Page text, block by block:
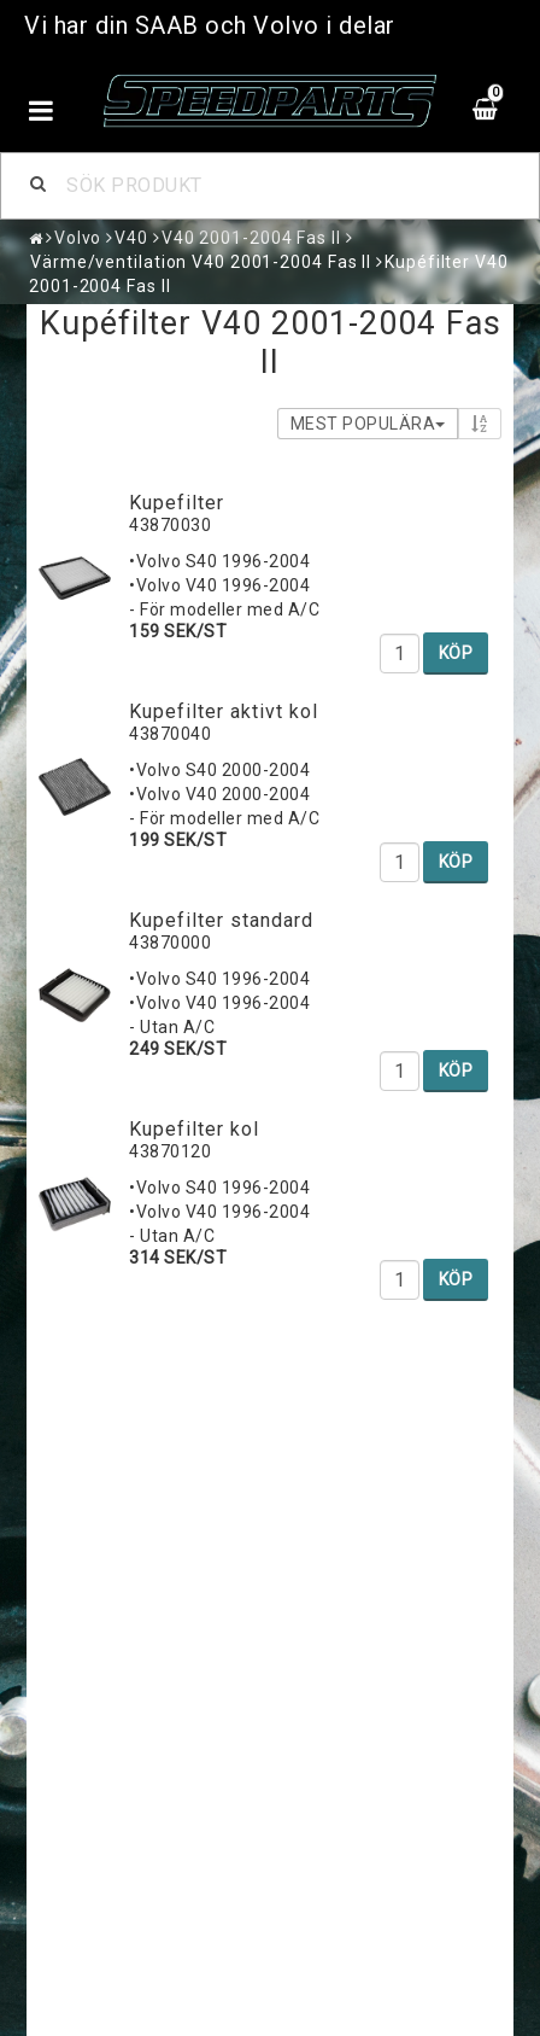
Vi har din SAAB och Volvo i delar
0
Volvo V40
V40 2001-2004 Fas II
Värme/ventilation V40 2001-2004 Fas II
Kupéfilter V40
2001-2004 Fas II
Kupéfilter V40 2001-2004 Fas
II
MEST POPULÄRA
Kupefilter
43870030
•Volvo S40 1996-2004
•Volvo V40 1996-2004
- För modeller med A/C
159 SEK/ST
KÖP
Kupefilter aktivt kol
43870040
•Volvo S40 2000-2004
•Volvo V40 2000-2004
- För modeller med A/C
199 SEK/ST
KÖP
Kupefilter standard
43870000
•Volvo S40 1996-2004
•Volvo V40 1996-2004
- Utan A/C
249 SEK/ST
KÖP
Kupefilter kol
43870120
•Volvo S40 1996-2004
•Volvo V40 1996-2004
- Utan A/C
314 SEK/ST
KÖP